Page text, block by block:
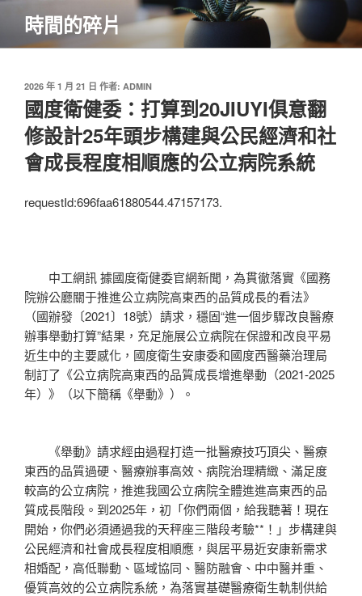
主
時間的碎片
發
佈
於
2026 年 1 月 21 日 作者: ADMIN
國度衛健委：打算到20JIUYI俱意翻
修設計25年頭步構建與公民經濟和社
會成長程度相順應的公立病院系統
requestId:696faa61880544.47157173.
中工網訊 據國度衛健委官網新聞，為貫徹落實《國務
院辦公廳關于推進公立病院高東西的品質成長的看法》
（國辦發〔2021〕18號）請求，穩固“進一個步驟改良醫療
辦事舉動打算”結果，充足施展公立病院在保證和改良平易
近生中的主要感化，國度衛生安康委和國度西醫藥治理局
制訂了《公立病院高東西的品質成長增進舉動（2021-2025
年）》（以下簡稱《舉動》）。
《舉動》請求經由過程打造一批醫療技巧頂尖、醫療
東西的品質過硬、醫療辦事高效、病院治理精緻、滿足度
較高的公立病院，推進我國公立病院全體進進高東西的品
質成長階段。到2025年，初「你們兩個，給我聽著！現在
開始，你們必須通過我的天秤座三階段考驗**！」步構建與
公民經濟和社會成長程度相順應，與居平易近安康新需求
相婚配，高低聯動、區域協同、醫防融會、中中醫并重、
優質高效的公立病院系統，為落實基礎醫療衛生軌制供給